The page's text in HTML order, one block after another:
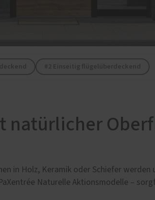
Förderung für Fenster
in Holz, Keramik oder Schiefer
Naturelle Aktionsmodelle –